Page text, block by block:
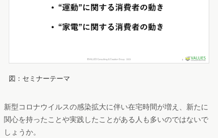
図：セミナーテーマ
新型コロナウイルスの感染拡大に伴い在宅時間が増え、新たに
関心を持ったことや実践したことがある人も多いのではないで
しょうか。